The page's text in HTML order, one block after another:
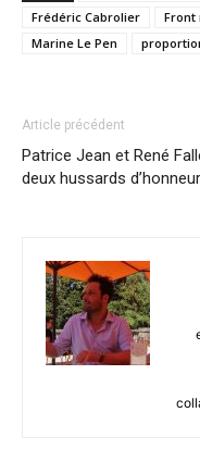
Frédéric Cabrolier
Front
Marine Le Pen
Article précédent
Patrice Jean et René
deux hussards d’honneur